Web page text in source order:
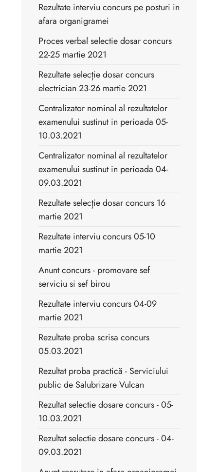
Rezultate interviu concurs pe posturi in
afara organigramei
Proces verbal selectie dosar concurs
22-25 martie 2021
Rezultate selecție dosar concurs
electrician 23-26 martie 2021
Centralizator nominal al rezultatelor
examenului sustinut in perioada 05-
10.03.2021
Centralizator nominal al rezultatelor
examenului sustinut in perioada 04-
09.03.2021
Rezultate selecție dosar concurs 16
martie 2021
Rezultate interviu concurs 05-10
martie 2021
Anunt concurs - promovare sef
serviciu si sef birou
Rezultate interviu concurs 04-09
martie 2021
Rezultate proba scrisa concurs
05.03.2021
Rezultat proba practică - Serviciului
public de Salubrizare Vulcan
Rezultat selectie dosare concurs - 05-
10.03.2021
Rezultat selectie dosare concurs - 04-
09.03.2021